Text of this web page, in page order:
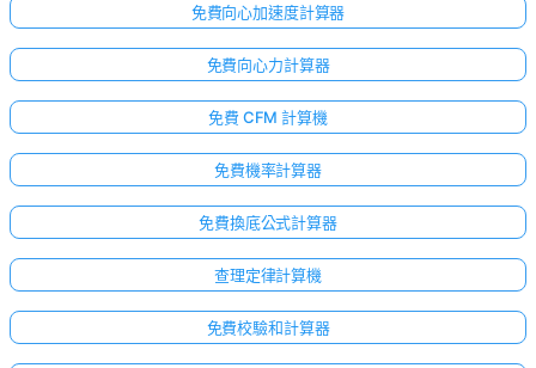
免費向心加速度計算器
免費向心力計算器
免費 CFM 計算機
免費機率計算器
免費換底公式計算器
查理定律計算機
免費校驗和計算器